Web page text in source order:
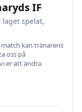
IF
spelat,
kan tränarens
oss på
er att ändra